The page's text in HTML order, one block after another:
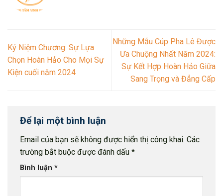
Kỷ Niệm Chương: Sự Lựa
Chọn Hoàn Hảo Cho Mọi Sự
Kiện cuối năm 2024
Những Mẫu Cúp Pha Lê Được
Ưa Chuộng Nhất Năm 2024:
Sự Kết Hợp Hoàn Hảo Giữa
Sang Trọng và Đẳng Cấp
Để lại một bình luận
Email của bạn sẽ không được hiển thị công khai. Các
trường bắt buộc được đánh dấu *
Bình luận *